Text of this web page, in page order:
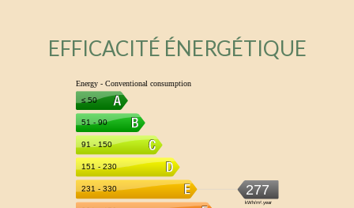
EFFICACITÉ ÉNERGÉTIQUE